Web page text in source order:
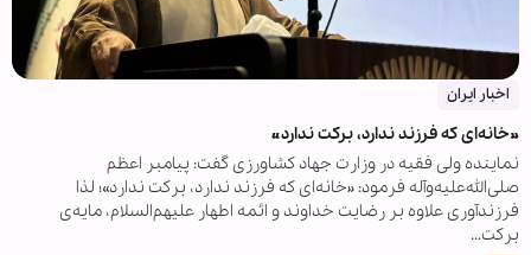
اخبار ایران
»خانه‌ای که فرزند ندارد، برکت ندارد«
نماینده ولی فقیه در وزارت جهاد کشاورزی گفت: پیامبر اعظم
صلی‌الله‌علیه‌وآله فرمود: «خانه‌ای که فرزند ندارد، برکت ندارد»؛ لذا
فرزندآوری علاوه بر رضایت خداوند و ائمه اطهار علیهم‌السلام، مایه‌ی
برکت…